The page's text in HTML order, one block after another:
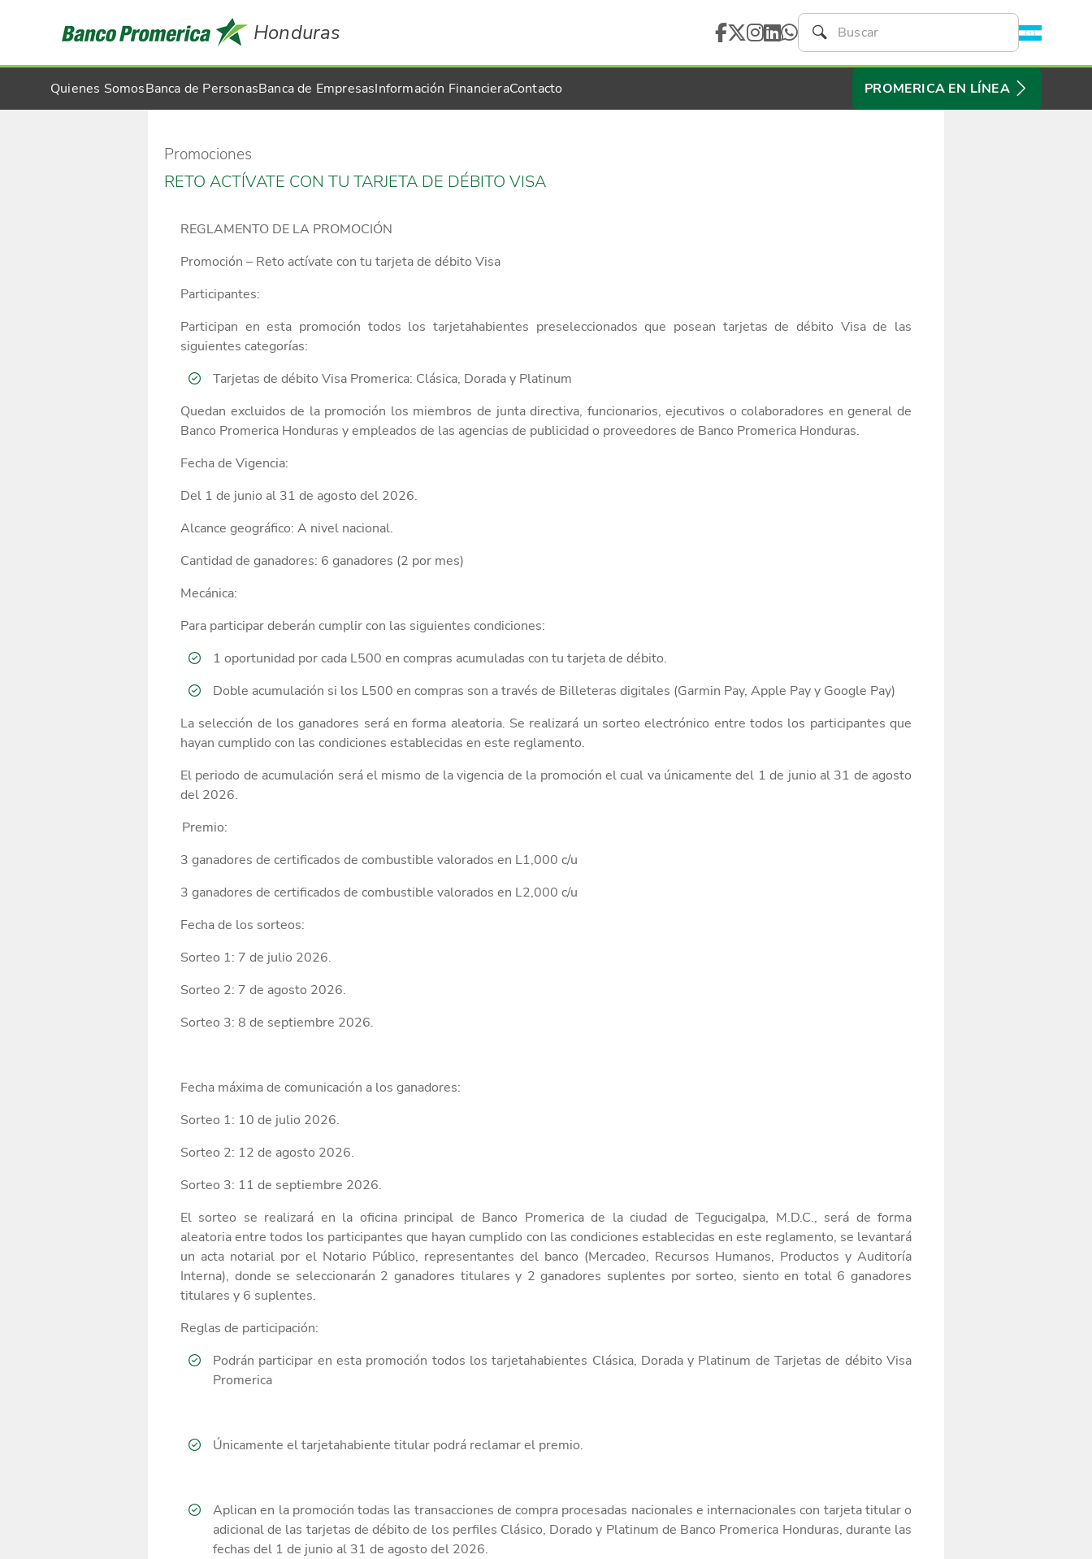
Honduras
Quienes SomosBanca de PersonasBanca de EmpresasInformación FinancieraContacto PROMERICA EN LÍNEA
Promociones
RETO ACTÍVATE CON TU TARJETA DE DÉBITO VISA
REGLAMENTO DE LA PROMOCIÓN
Promoción – Reto actívate con tu tarjeta de débito Visa
Participantes:
Participan en esta promoción todos los tarjetahabientes preseleccionados que posean tarjetas de débito Visa de las
siguientes categorías:
Tarjetas de débito Visa Promerica: Clásica, Dorada y Platinum
Quedan excluidos de la promoción los miembros de junta directiva, funcionarios, ejecutivos o colaboradores en general de
Banco Promerica Honduras y empleados de las agencias de publicidad o proveedores de Banco Promerica Honduras.
Fecha de Vigencia:
Del 1 de junio al 31 de agosto del 2026.
Alcance geográfico: A nivel nacional.
Cantidad de ganadores: 6 ganadores (2 por mes)
Mecánica:
Para participar deberán cumplir con las siguientes condiciones:
1 oportunidad por cada L500 en compras acumuladas con tu tarjeta de débito.
Doble acumulación si los L500 en compras son a través de Billeteras digitales (Garmin Pay, Apple Pay y Google Pay)
La selección de los ganadores será en forma aleatoria. Se realizará un sorteo electrónico entre todos los participantes que
hayan cumplido con las condiciones establecidas en este reglamento.
El periodo de acumulación será el mismo de la vigencia de la promoción el cual va únicamente del 1 de junio al 31 de agosto
del 2026.
Premio:
3 ganadores de certificados de combustible valorados en L1,000 c/u
3 ganadores de certificados de combustible valorados en L2,000 c/u
Fecha de los sorteos:
Sorteo 1: 7 de julio 2026.
Sorteo 2: 7 de agosto 2026.
Sorteo 3: 8 de septiembre 2026.
Fecha máxima de comunicación a los ganadores:
Sorteo 1: 10 de julio 2026.
Sorteo 2: 12 de agosto 2026.
Sorteo 3: 11 de septiembre 2026.
El sorteo se realizará en la oficina principal de Banco Promerica de la ciudad de Tegucigalpa, M.D.C., será de forma
aleatoriaentre todos los participantes que hayan cumplido con las condiciones establecidas en este reglamento, se levantará
un acta notarial por el Notario Público, representantes del banco (Mercadeo, Recursos Humanos, Productos y Auditoría
Interna), donde se seleccionarán 2 ganadores titulares y 2 ganadores suplentes por sorteo, siento en total 6 ganadores
titulares y 6 suplentes.
Reglas de participación:
Podrán participar en esta promoción todos los tarjetahabientes Clásica, Dorada y Platinum de Tarjetas de débito Visa
Promerica
Únicamente el tarjetahabiente titular podrá reclamarel premio.
Aplican en la promoción todas las transacciones de compra procesadas nacionales e internacionales con tarjeta titular o
adicional de las tarjetas de débito de los perfiles Clásico, Dorado y Platinum de Banco Promerica Honduras, durante las
fechas del 1 de junio al 31 de agosto del 2026.